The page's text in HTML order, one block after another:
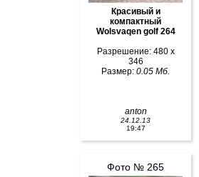
Красивый и
компактный
Wolsvaqen golf 264
Разрешение: 480 x
346
Размер: 0.05 Мб.
anton
24.12.13
19:47
Фото № 265